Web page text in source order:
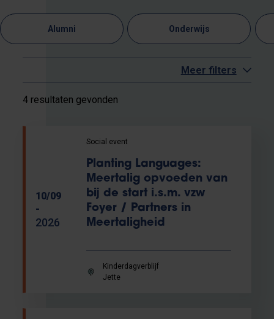
Alumni Onderwijs
Meer filters
4 resultaten gevonden
10/09
-
2026
Social event
Planting Languages:
Meertalig opvoeden van
bij de start i.s.m. vzw
Foyer / Partners in
Meertaligheid
Kinderdagverblijf
Jette